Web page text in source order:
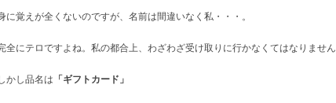
に覚えが全くないのですが、名前は間違いなく私・・・。
全にテロですよね。私の都合上、わざわざ受け取りに行かなくてはなりません
かし品名は 「ギフトカード」